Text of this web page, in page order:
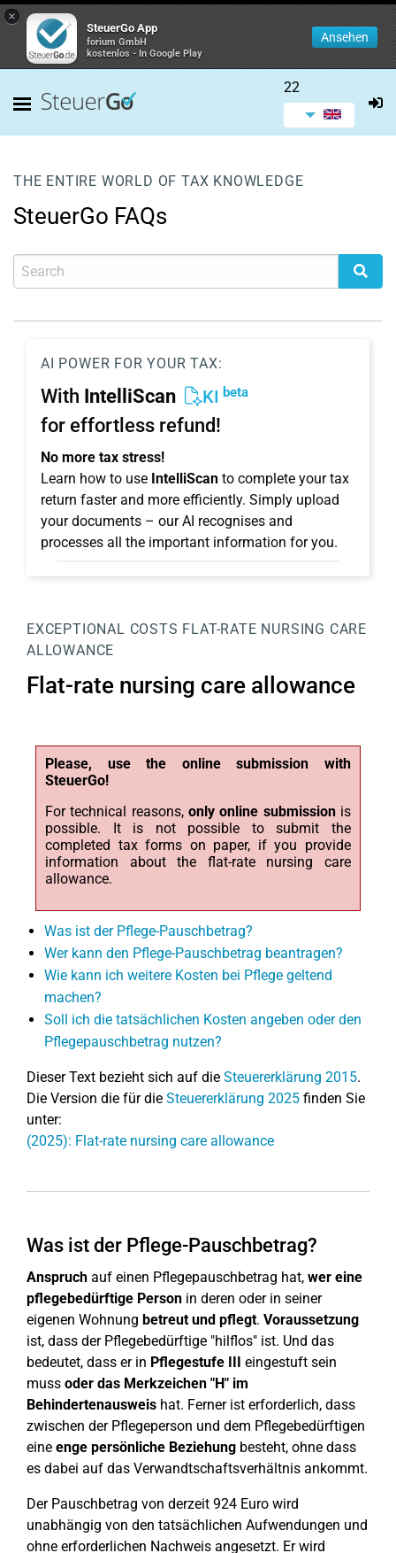
×
SteuerGo App
forium GmbH
kostenlos - In Google Play
Ansehen
22
THE ENTIRE WORLD OF TAX KNOWLEDGE
SteuerGo FAQs
AI POWER FOR YOUR TAX:
With IntelliScan KI beta
for effortless refund!
No more tax stress!
Learn how to use IntelliScan to complete your tax
return faster and more efficiently. Simply upload
your documents – our AI recognises and
processes all the important information for you.
EXCEPTIONAL COSTS FLAT-RATE NURSING CARE
ALLOWANCE
Flat-rate nursing care allowance
Please, use the online submission with
SteuerGo!
For technical reasons, only online submissionis
possible. It is not possible to submit the
completed tax forms on paper, if you provide
information about the flat-rate nursing care
allowance.
Was ist der Pflege-Pauschbetrag?
Wer kann den Pflege-Pauschbetrag beantragen?
Wie kann ich weitere Kosten bei Pflege geltend
machen?
Soll ich die tatsächlichen Kosten angeben oder den
Pflegepauschbetrag nutzen?
Dieser Text bezieht sich auf die Steuererklärung 2015.
Die Version die für die Steuererklärung 2025 finden Sie
unter:
(2025): Flat-rate nursing care allowance
Was ist der Pflege-Pauschbetrag?
Anspruch auf einen Pflegepauschbetrag hat, wer eine
pflegebedürftige Person in deren oder in seiner
eigenen Wohnung betreut und pflegt. Voraussetzung
ist, dass der Pflegebedürftige "hilflos" ist. Und das
bedeutet, dass er in Pflegestufe III eingestuft sein
muss oder das Merkzeichen "H" im
Behindertenausweis hat. Ferner ist erforderlich, dass
zwischen der Pflegeperson und dem Pflegebedürftigen
eine enge persönliche Beziehung besteht, ohne dass
es dabei auf das Verwandtschaftsverhältnis ankommt.
Der Pauschbetrag von derzeit 924 Euro wird
unabhängig von den tatsächlichen Aufwendungen und
ohne erforderlichen Nachweis angesetzt. Er wird